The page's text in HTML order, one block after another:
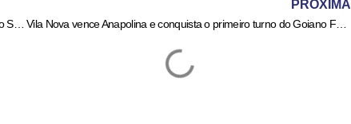
Brasil recebe lote de medicamento para tratar câncer de mama no SUS
PRÓXIMA
Vila Nova vence Anapolina e conquista o primeiro turno do Goiano Feminino; confira a classificação